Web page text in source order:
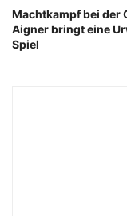
Machtkampf bei der
Aigner bringt eine
Spiel